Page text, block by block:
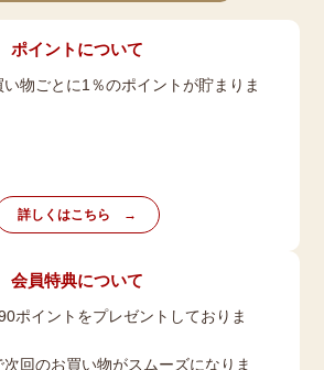
ポイントについて
物ごとに1％のポイントが貯まりま
詳しくはこちら
会員特典について
ポイントをプレゼントしておりま
回のお買い物がスムーズになりま